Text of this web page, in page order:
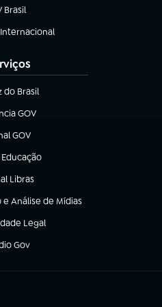
Brasilem nova aba)
Internacional
nova aba)
do Brasil
nova aba)
GOV
em nova aba)
GOV
em nova aba)
nova aba)
Libras
em nova aba)
Análise de Mídias
Legal
nova aba)
Gov
em nova aba)